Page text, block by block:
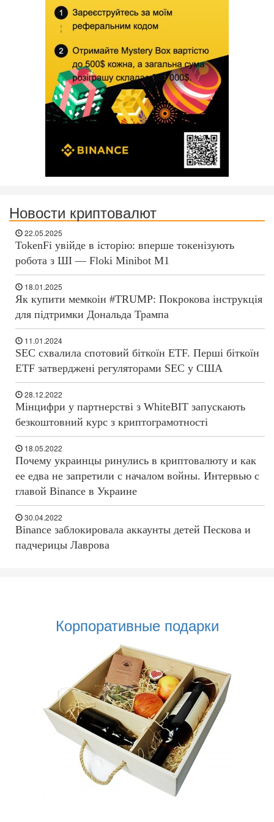
Новости криптовалют
22.05.2025
TokenFi увійде в історію: вперше токенізують
робота з ШІ — Floki Minibot M1
18.01.2025
Як купити мемкоін #TRUMP: Покрокова інструкція
для підтримки Дональда Трампа
11.01.2024
SEC схвалила спотовий біткоїн ETF. Перші біткоїн
ETF затверджені регуляторами SEC у США
28.12.2022
Мінцифри у партнерстві з WhiteBIT запускають
безкоштовний курс з криптограмотності
18.05.2022
Почему украинцы ринулись в криптовалюту и как
ее едва не запретили с началом войны. Интервью с
главой Binance в Украине
30.04.2022
Binance заблокировала аккаунты детей Пескова и
падчерицы Лаврова
Корпоративные подарки